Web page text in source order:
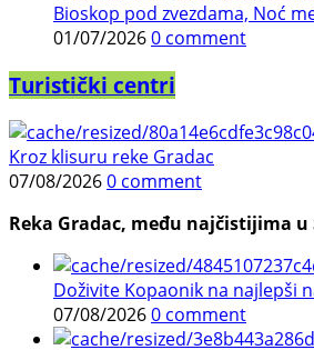
Bioskop pod zvezdama, Noć
01/07/20260 comment
Turistički centri
Kroz klisuru reke Gradac
07/08/20260 comment
Reka Gradac, među najčistijima
Doživite Kopaonik na najlepši
07/08/20260 comment